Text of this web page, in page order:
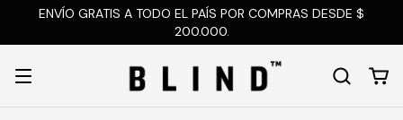
ENVÍO GRATIS A TODO EL PAÍS POR COMPRAS DESDE $
200.000.